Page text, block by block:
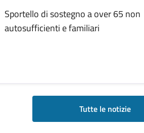
Sportello di sostegno a over 65 non
autosufficienti e familiari
Tutte le notizie